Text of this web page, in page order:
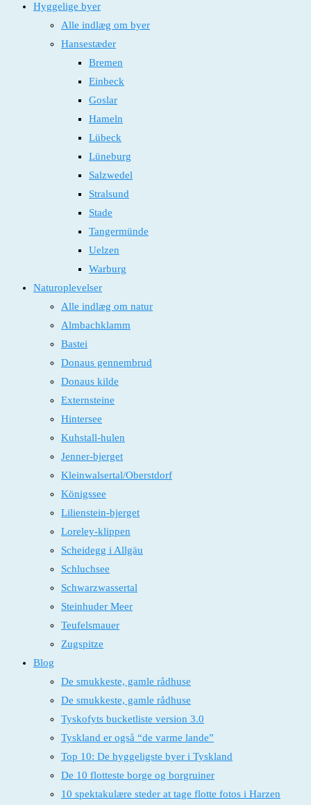
Hyggelige byer
Alle indlæg om byer
Hansestæder
Bremen
Einbeck
Goslar
Hameln
Lübeck
Lüneburg
Salzwedel
Stralsund
Stade
Tangermünde
Uelzen
Warburg
Naturoplevelser
Alle indlæg om natur
Almbachklamm
Bastei
Donaus gennembrud
Donaus kilde
Externsteine
Hintersee
Kuhstall-hulen
Jenner-bjerget
Kleinwalsertal/Oberstdorf
Königssee
Lilienstein-bjerget
Loreley-klippen
Scheidegg i Allgäu
Schluchsee
Schwarzwassertal
Steinhuder Meer
Teufelsmauer
Zugspitze
Blog
De smukkeste, gamle rådhuse
De smukkeste, gamle rådhuse
Tyskofyts bucketliste version 3.0
Tyskland er også “de varme lande”
Top 10: De hyggeligste byer i Tyskland
De 10 flotteste borge og borgruiner
10 spektakulære steder at tage flotte fotos i Harzen